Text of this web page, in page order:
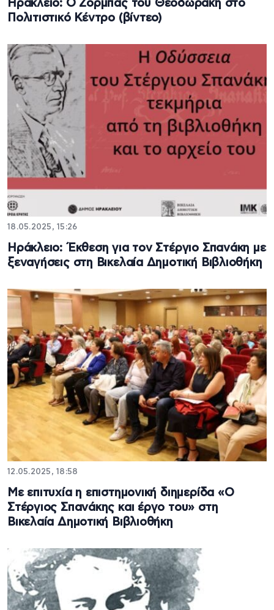
Ηρακλειο: Ο Ζορμπάς του Θεοδωράκη στο
Πολιτιστικό Κέντρο (βίντεο)
18.05.2025, 15:26
Ηράκλειο: Έκθεση για τον Στέργιο Σπανάκη με
ξεναγήσεις στη Βικελαία Δημοτική Βιβλιοθήκη
12.05.2025, 18:58
Με επιτυχία η επιστημονική διημερίδα «Ο
Στέργιος Σπανάκης και έργο του» στη
Βικελαία Δημοτική Βιβλιοθήκη